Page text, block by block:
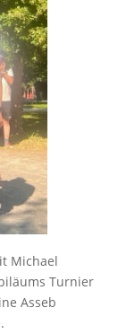
Michael
Turnier
Asseb